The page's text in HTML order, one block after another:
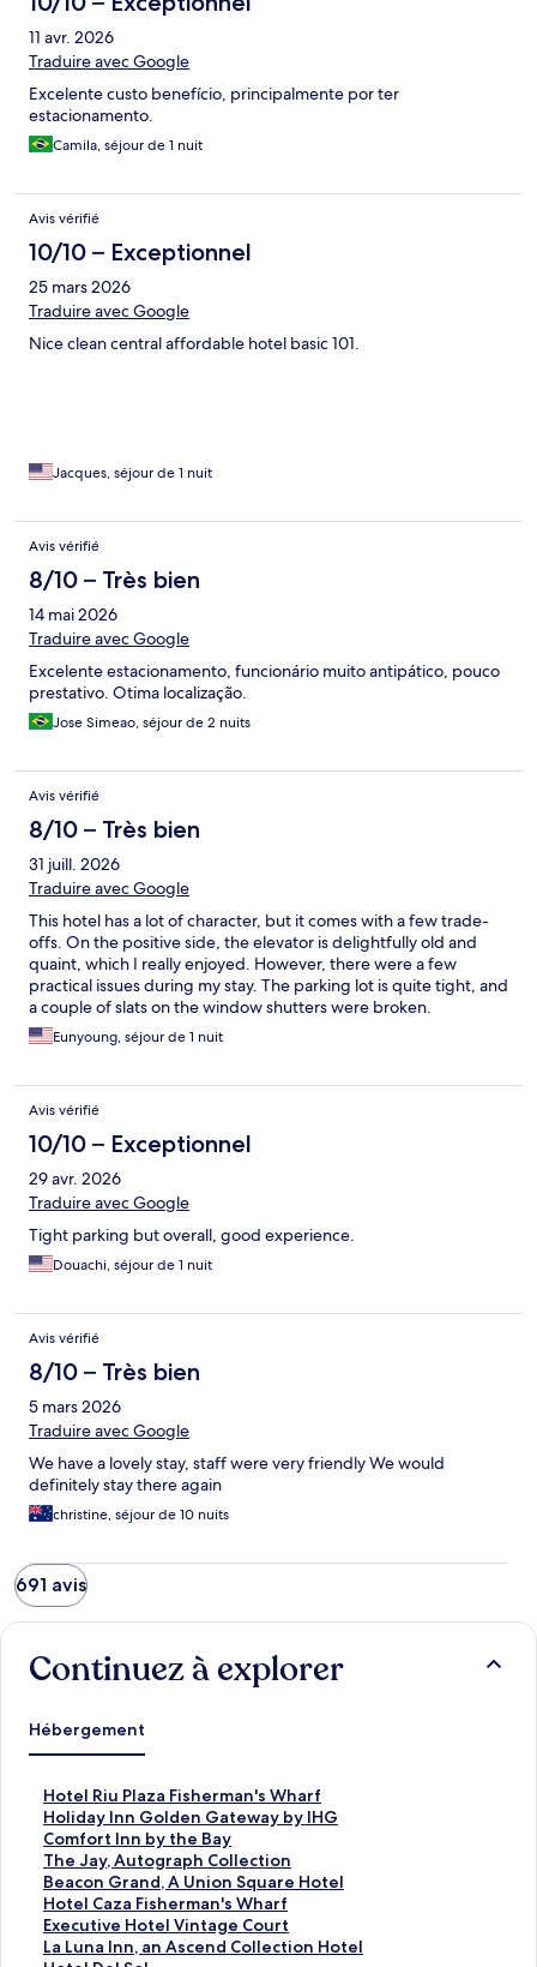
11 avr. 2026
Traduire avec Google
Excelente custo benefício, principalmente por ter
estacionamento.
Camila, séjour de 1 nuit
Avis vérifié
10/10 – Exceptionnel
25 mars 2026
Traduire avec Google
Nice clean central affordable hotel basic 101.
Jacques, séjour de 1 nuit
Avis vérifié
8/10 – Très bien
14 mai 2026
Traduire avec Google
Excelente estacionamento, funcionário muito antipático, pouco
prestativo. Otima localização.
Jose Simeao, séjour de 2 nuits
Avis vérifié
8/10 – Très bien
31 juill. 2026
Traduire avec Google
This hotel has a lot of character, but it comes with a few trade-
offs. On the positive side, the elevator is delightfully old and
quaint, which I really enjoyed. However, there were a few
practical issues during my stay. The parking lot is quite tight, and
a couple of slats on the window shutters were broken.
Additionally, street noise was loud all night long, which made it
difficult to sleep. It is a unique property, but it could use a few
Eunyoung, séjour de 1 nuit
Avis vérifié
10/10 – Exceptionnel
29 avr. 2026
Traduire avec Google
Tight parking but overall, good experience.
Douachi, séjour de 1 nuit
Avis vérifié
8/10 – Très bien
5 mars 2026
Traduire avec Google
We have a lovely stay, staff were very friendly We would
definitely stay there again
christine, séjour de 10 nuits
691 avis
Continuez à explorer
Hébergement
Hotel Riu Plaza Fisherman's Wharf
H
o
t
e
l
R
i
u
Holiday Inn Golden Gateway by IHG
H
o
l
i
d
a
y
Comfort Inn by the Bay
C
o
m
f
o
r
The Jay, Autograph Collection
T
h
e
J
a
Beacon Grand, A Union Square Hotel
B
e
a
c
Hotel Caza Fisherman's Wharf
H
o
t
Executive Hotel Vintage Court
E
x
La Luna Inn, an Ascend Collection Hotel
L